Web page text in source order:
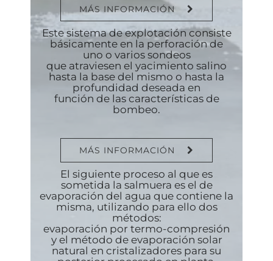
MÁS INFORMACIÓN
Este sistema de explotación consiste
básicamente en la perforación de
uno o varios sondeos
que atraviesen el yacimiento salino
hasta la base del mismo o hasta la
profundidad deseada en
función de las características de
bombeo.
MÁS INFORMACIÓN
El siguiente proceso al que es
sometida la salmuera es el de
evaporación del agua que contiene la
misma, utilizando para ello dos
métodos:
evaporación por termo-compresión
y el método de evaporación solar
natural en cristalizadores para su